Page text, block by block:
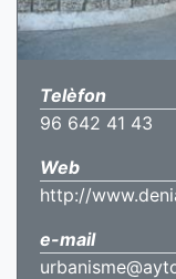
Telèfon
96 642 41 43
Web
http://
e-mail